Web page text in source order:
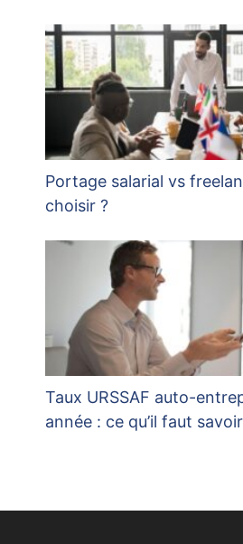
Portage salarial vs
choisir ?
Taux URSSAF auto-
année : ce qu’il faut savoir